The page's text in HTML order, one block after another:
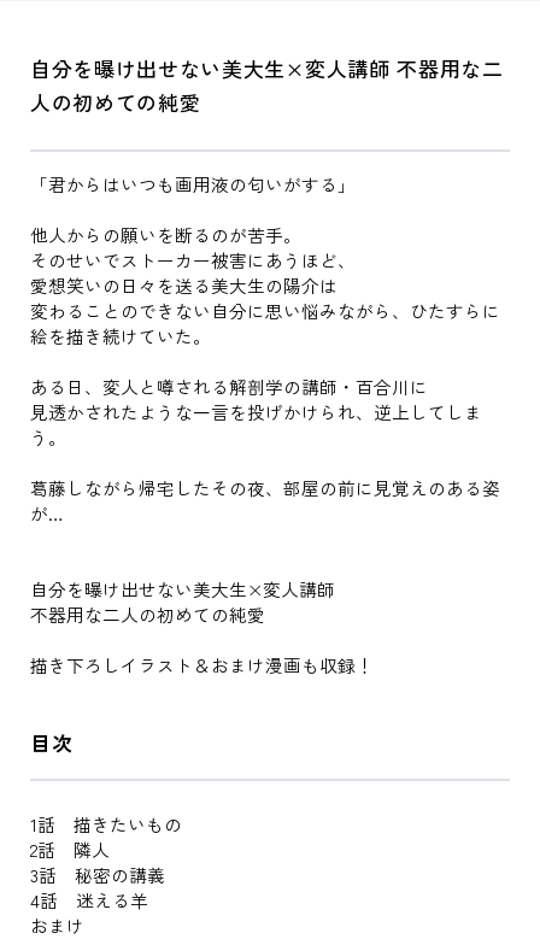
自分を曝け出せない美大生×変人講師 不器用な二
人の初めての純愛
「君からはいつも画用液の匂いがする」
他人からの願いを断るのが苦手。
そのせいでストーカー被害にあうほど、
愛想笑いの日々を送る美大生の陽介は
変わることのできない自分に思い悩みながら、ひたすらに
絵を描き続けていた。
ある日、変人と噂される解剖学の講師・百合川に
見透かされたような一言を投げかけられ、逆上してしま
う。
葛藤しながら帰宅したその夜、部屋の前に見覚えのある姿
が…
自分を曝け出せない美大生×変人講師
不器用な二人の初めての純愛
描き下ろしイラスト＆おまけ漫画も収録！
目次
1話 描きたいもの
2話 隣人
3話 秘密の講義
4話 迷える羊
おまけ